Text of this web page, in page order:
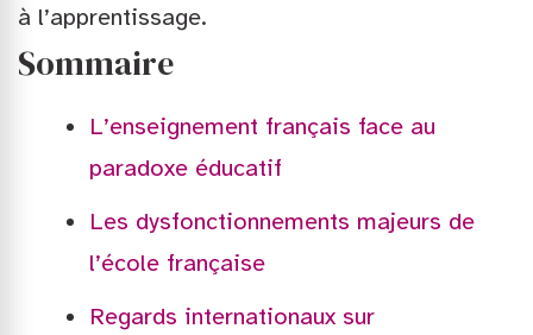
à l’apprentissage.
Sommaire
L’enseignement français face au
paradoxe éducatif
Les dysfonctionnements majeurs de
l’école française
Regards internationaux sur